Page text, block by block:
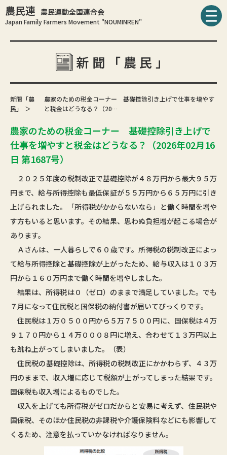
農民連 農民運動全国連合会
Japan Family Farmers Movement "NOUMINREN"
新聞「農民」
新聞「農
民」
農家のための税金コーナー 基礎控除引き上げで仕事を増やす
と税金はどうなる？（20…
農家のための税金コーナー 基礎控除引き上げで
仕事を増やすと税金はどうなる？（2026年02月16
日 第1687号）
２０２５年度の税制改正で基礎控除が４８万円から最大９５万
円まで、給与所得控除も最低保証が５５万円から６５万円に引き
上げられました。「所得税がかからないなら」と働く時間を増や
す方もいると思います。その結果、思わぬ負担増が起こる場合が
あります。
Ａさんは、一人暮らしで６０歳です。所得税の税制改正によっ
て給与所得控除と基礎控除が上がったため、給与収入は１０３万
円から１６０万円まで働く時間を増やしました。
結果は、所得税は０（ゼロ）のままで満足していました。でも
７月になって住民税と国保税の納付書が届いてびっくりです。
住民税は１万０５００円から５万７５００円に、国保税は４万
９１７０円から１４万０００８円に増え、合わせて１３万円以上
も跳ね上がってしまいました。（表）
住民税の基礎控除は、所得税の税制改正にかかわらず、４３万
円のままで、収入増に応じて税額が上がってしまった結果です。
国保税も収入増によるものでした。
収入を上げても所得税がゼロだからと安易に考えず、住民税や
国保税、そのほか住民税の非課税や介護保険料などにも影響して
くるため、注意を払っていかなければなりません。